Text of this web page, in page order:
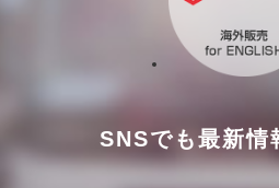
SNSでも最新情